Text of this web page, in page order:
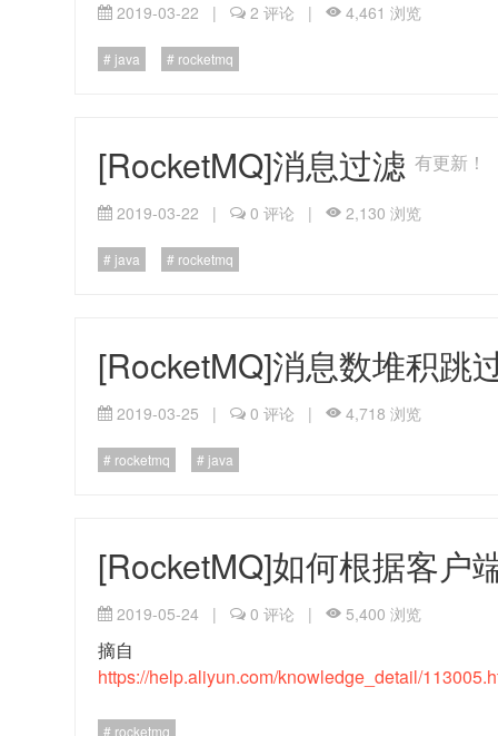
2019-03-22 | 2 评论 | 4,461 浏览
java rocketmq
[RocketMQ]消息过滤有更新！
2019-03-22 | 0 评论 | 2,130 浏览
java rocketmq
[RocketMQ]消息数堆积跳
2019-03-25 | 0 评论 | 4,718 浏览
rocketmq java
[RocketMQ]如何根据客户
2019-05-24 | 0 评论 | 5,400 浏览
摘自
https://help.aliyun.com/knowledge_detail/
rocketmq